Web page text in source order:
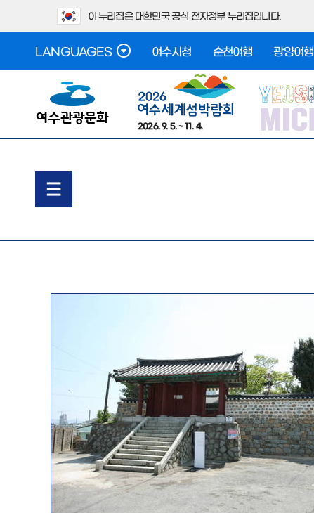
이 누리집은 대한민국 공식 전자정부 누리집입니다.
LANGUAGES 여수시청 순천여행 광양여행
2026. 9. 5. ~ 11. 4.